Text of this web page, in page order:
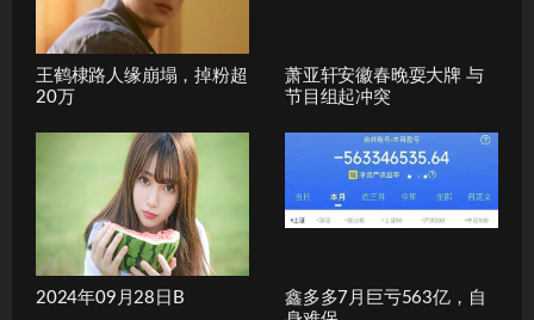
王鹤棣路人缘崩塌，掉粉超
20万
萧亚轩安徽春晚耍大牌 与
节目组起冲突
2024年09月28日B
鑫多多7月巨亏563亿，自